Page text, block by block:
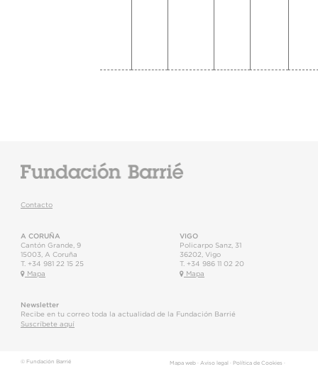
Contacto
A CORUÑA
Cantón Grande, 9
15003
A Coruña
T. +34 981 22 15 25
Mapa
VIGO
Policarpo Sanz, 31
36202 Vigo
T. +34 986 11 02 20
Mapa
Newsletter
Recibe en tu correo toda la actualidad de la Fundación Barrié
Suscríbete aquí
© Fundación Barrié Mapa web· Aviso legal · Política de Cookies ·